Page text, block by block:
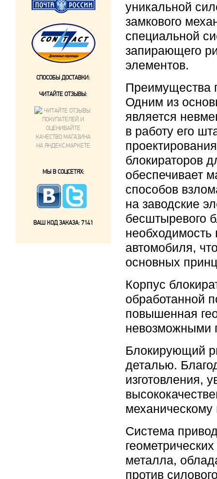
уникальной
замкового
специальной
запирающего
элементов.
Преимущества
Одним из
является
в работу его
блокираторов
обеспечивает
способов
на заводские
бесштыревого
необходимость
автомобиля,
основных
Корпус
обработанной
повышенная
невозможными
Блокирующий
деталью.
изготовления,
механическому
Система
металла,
против
СПОСОБЫ ДОСТАВКИ:
ЧИТАЙТЕ ОТЗЫВЫ:
МЫ В СОЦСЕТЯХ:
ВАШ КОД ЗАКАЗА: 7141